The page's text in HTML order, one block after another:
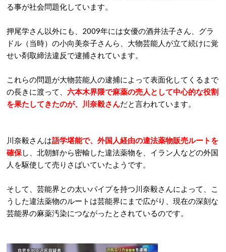
る事が社会問題化しています。
押尾学さん以外にも、2009年には女優の酒井法子さん、グラ
ドル（当時）の小向美奈子さんら、大物芸能人が立て続けに覚
せい剤取締法違反で逮捕されています。
これらの問題が大物芸能人の逮捕によって表面化してくるまで
の長きに渡って、 六本木界隈で麻薬の売人として中心的な役割
を果たしてきたのが、川奈毅さんだと言われています。
川奈毅さんは語学堪能で、外国人経由の違法薬物販売ルートを
確保し、北朝鮮から密輸した違法薬物を、イラン人などの外国
人を駆使して売りさばいていたようです。
そして、芸能界との太いパイプを持つ川奈毅さんによって、こ
うした違法薬物のルートは芸能界にまで広がり、現在の深刻な
芸能界の麻薬汚染につながったとされているのです。